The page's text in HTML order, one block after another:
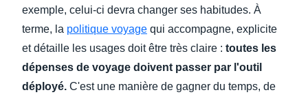
exemple, celui-ci devra changer ses habitudes. À
terme, la politique voyage qui accompagne, explicite
et détaille les usages doit être très claire : toutes les
dépenses de voyage doivent passer par l'outil
déployé. C'est une manière de gagner du temps, de